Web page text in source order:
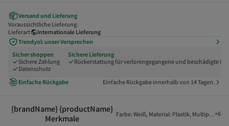
Versand und Lieferung
Voraussichtliche Lieferung:
Lieferart
Internationale Lieferung
Trendyol: unser Versprechen
Sicher shoppen
Sichere Zahlung
Datenschutz
Sichere Lieferung
Rückerstattung für verlorengegangene und beschädigte
Einfache Rückgabe Einfache Rückgabe innerhalb von 14 Tagen.
{brandName} {productName}
Merkmale
Farbe: Weiß, Material: Plastik, Multipackung
+6